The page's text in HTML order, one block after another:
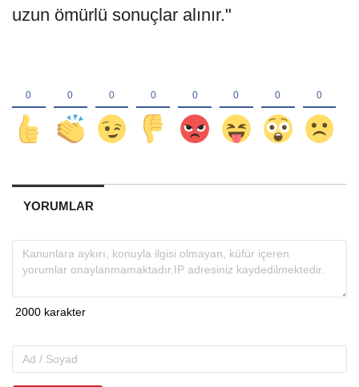
uzun ömürlü sonuçlar alınır."
YORUMLAR